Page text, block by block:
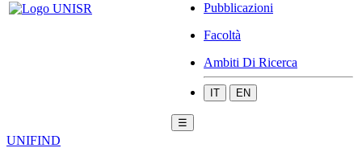
Pubblicazioni
Facoltà
Ambiti Di Ricerca
IT EN
☰
UNIFIND